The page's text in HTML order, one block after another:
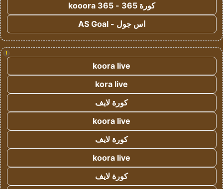
كورة 365 - kooora 365
اس جول - AS Goal
!
koora live
kora live
كورة لايف
koora live
كورة لايف
koora live
كورة لايف